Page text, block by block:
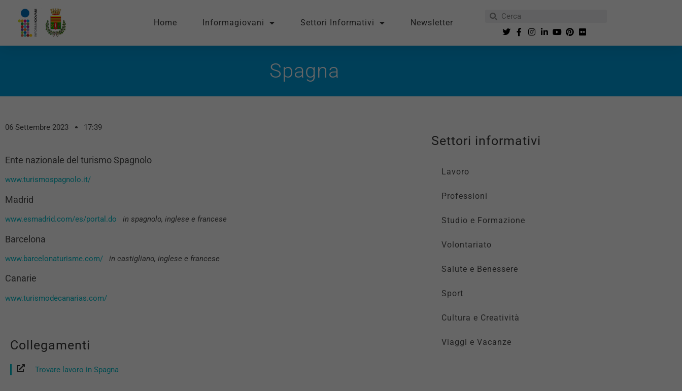
Home Informagiovani Settori Informativi Newsletter
Spagna
06 Settembre 2023 17:39
Ente nazionale del turismo Spagnolo
www.turismospagnolo.it/
Madrid
www.esmadrid.com/es/portal.do in spagnolo, inglese e francese
Barcelona
www.barcelonaturisme.com/ in castigliano, inglese e francese
Canarie
www.turismodecanarias.com/
Collegamenti
Trovare lavoro in Spagna
Settori informativi
Lavoro
Professioni
Studio e Formazione
Volontariato
Salute e Benessere
Sport
Cultura e Creatività
Viaggi e Vacanze